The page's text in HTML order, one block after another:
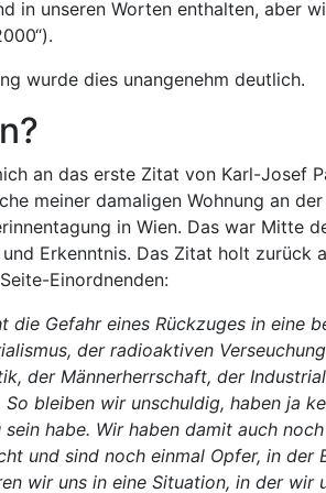
in unseren Worten enthalten, aber
wurde dies unangenehm deutlich.
an das erste Zitat von Karl-Josef
meiner damaligen Wohnung an
in Wien. Das war Mitte
Erkenntnis. Das Zitat holt zurück
Einordnenden:
die Gefahr eines Rückzuges in eine
der radioaktiven
der Männerherrschaft, der
So bleiben wir unschuldig, haben ja
sein habe. Wir haben damit auch
und sind noch einmal Opfer, in
wir uns in eine Situation, in der wir